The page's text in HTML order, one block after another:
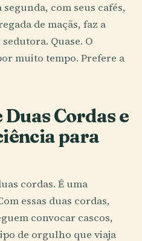
com seus cafés,
de maçãs, faz a
Quase. O
muito tempo. Prefere a
Cordas e
para
cordas. É uma
essas duas cordas,
convocar cascos,
de orgulho que viaja